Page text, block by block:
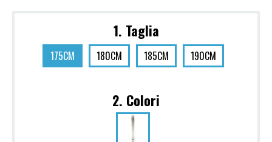
1. Taglia
175CM 180CM 185CM 190CM
2. Colori